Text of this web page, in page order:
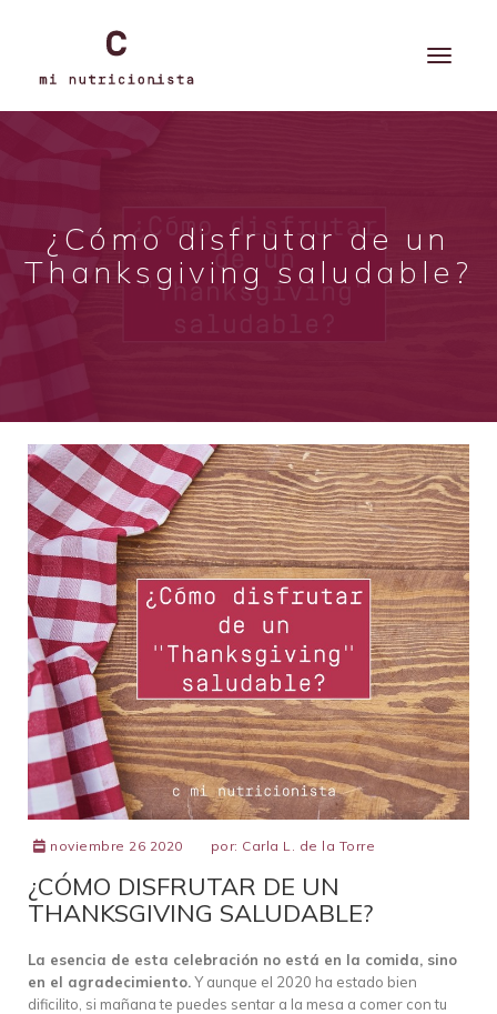
¿Cómo disfrutar de un
Thanksgiving saludable?
noviembre 26 2020 por: Carla L. de la Torre
¿CÓMO DISFRUTAR DE UN
THANKSGIVING SALUDABLE?
La esencia de esta celebración no está en la comida, sino
en el agradecimiento.Y aunque el 2020 ha estado bien
dificilito, si mañana te puedes sentar a la mesa a comer con tu